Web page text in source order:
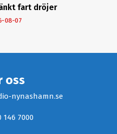
fart dröjer
08-07
oss
nynashamn.se
146 7000